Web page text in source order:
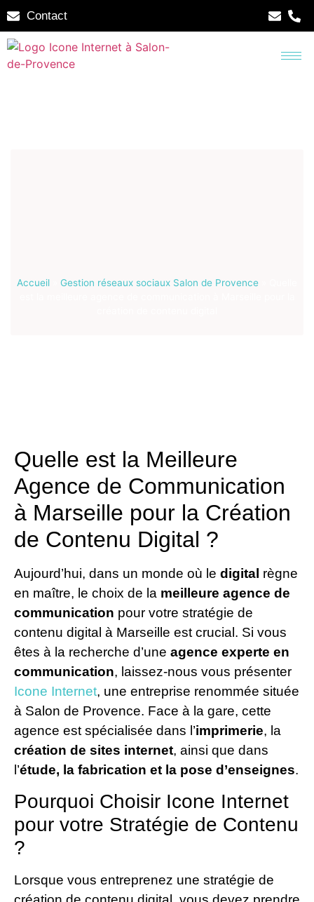
Contact
Accueil Gestion réseaux sociaux Salon de Provence
Quelle est la Meilleure
Agence de Communication
à Marseille pour la Création
de Contenu Digital ?
Aujourd’hui, dans un monde où le digital règne
en maître, le choix de la meilleure agence de
communication pour votre stratégie de
contenu digital à Marseille est crucial. Si vous
êtes à la recherche d’une agence experte en
communication, laissez-nous vous présenter
Icone Internet, une entreprise renommée située
à Salon de Provence. Face à la gare, cette
agence est spécialisée dans l’imprimerie, la
création de sites internet, ainsi que dans
l’étude, la fabrication et la pose d’enseignes.
Pourquoi Choisir Icone Internet
pour votre Stratégie de Contenu
?
Lorsque vous entreprenez une stratégie de